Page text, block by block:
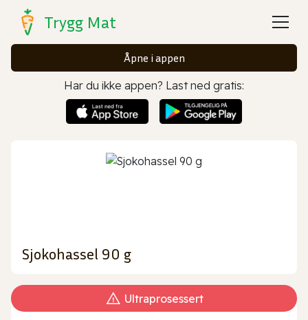
Trygg Mat
Åpne i appen
Har du ikke appen? Last ned gratis:
Sjokohassel 90 g
Ultraprosessert